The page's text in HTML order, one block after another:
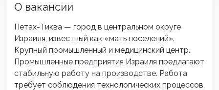
О вакансии
Петах-Тиква — город в центральном округе
Израиля, известный как «мать поселений».
Крупный промышленный и медицинский центр.
Промышленные предприятия Израиля предлагают
стабильную работу на производстве. Работа
требует соблюдения технологических процессов,